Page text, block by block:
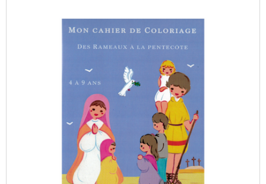
baptême d’un de ses membres, c’est un excellent rappel
pour jeunes et moins jeunes!
suite à une commande du 17/11/2019
Emmanuelle K.
le 05/11/2019 suite à une commande du 20/10/2019
Tb. De jolies images à conserver précieusement !